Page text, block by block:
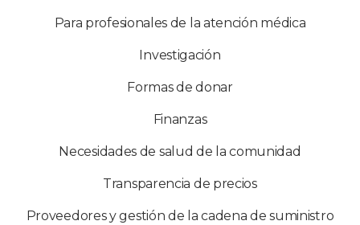
Para profesionales de la atención médica
Investigación
Formas de donar
Finanzas
Necesidades de salud de la comunidad
Transparencia de precios
Proveedores y gestión de la cadena de suministro